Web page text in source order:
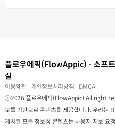
플로우에픽(FlowAppic) - 소프
실
이용약관 개인정보처리방침
DMCA
ⓒ2026 플로우에픽(FlowAppic) All right
보를 기반으로 콘텐츠를 제공합니다. 우리는
게시된 모든 정보성 콘텐츠는 사용자 제보 요